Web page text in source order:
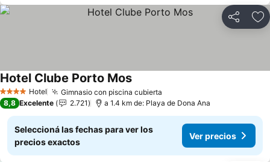
Compartir
4 EstrellasHotel Gimnasio con piscina cubierta
Hotel Clube Porto Mos
8,8 Excelente 2.721 a 1.4 km de: Playa de Dona Ana
Seleccioná las fechas para ver los
precios exactos
Ver precios